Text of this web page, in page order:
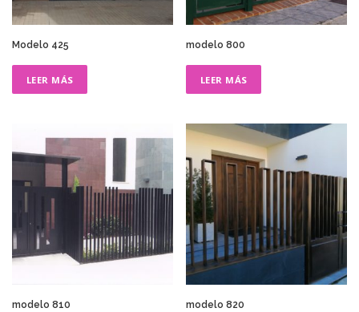
Modelo 425
LEER MÁS
modelo 800
LEER MÁS
modelo 810 modelo 820